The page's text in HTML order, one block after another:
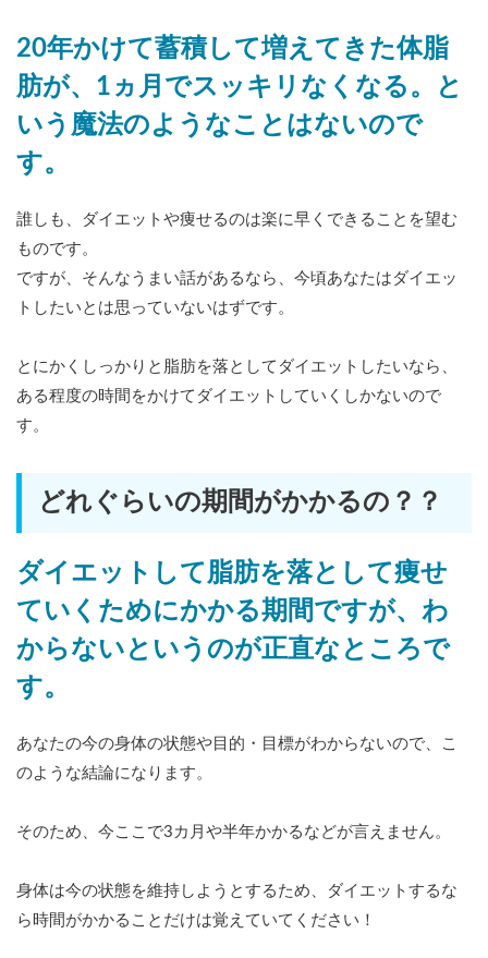
20年かけて蓄積して増えてきた体脂
肪が、1ヵ月でスッキリなくなる。と
いう魔法のようなことはないので
す。
誰しも、ダイエットや痩せるのは楽に早くできることを望む
ものです。
ですが、そんなうまい話があるなら、今頃あなたはダイエッ
トしたいとは思っていないはずです。
とにかくしっかりと脂肪を落としてダイエットしたいなら、
ある程度の時間をかけてダイエットしていくしかないので
す。
どれぐらいの期間がかかるの？？
ダイエットして脂肪を落として痩せ
ていくためにかかる期間ですが、わ
からないというのが正直なところで
す。
あなたの今の身体の状態や目的・目標がわからないので、こ
のような結論になります。
そのため、今ここで3カ月や半年かかるなどが言えません。
身体は今の状態を維持しようとするため、ダイエットするな
ら時間がかかることだけは覚えていてください！